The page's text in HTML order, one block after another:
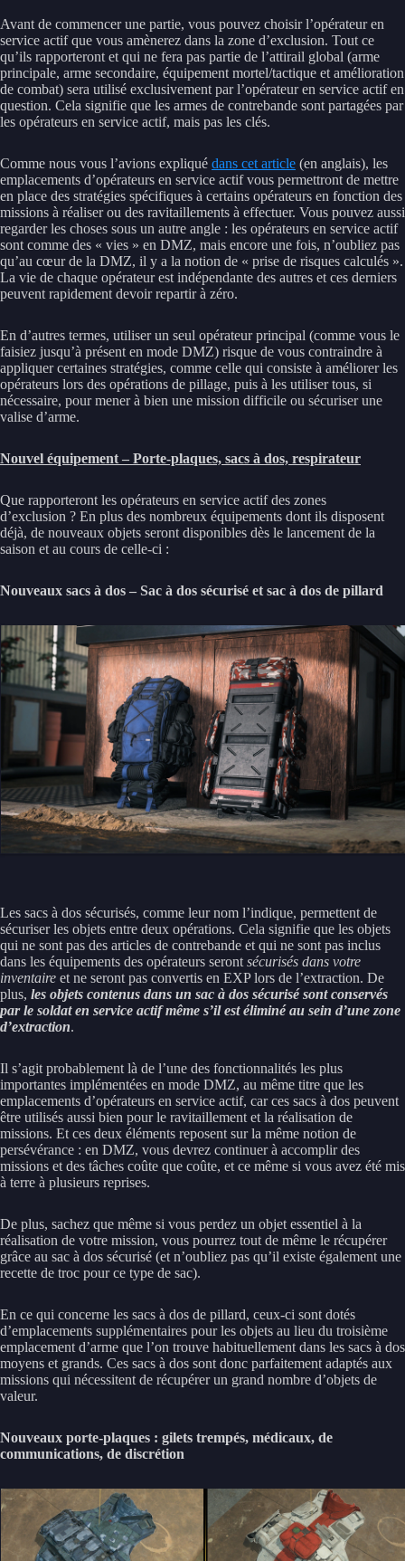
Avant de commencer une partie, vous pouvez choisir l’opérateur en
service actif que vous amènerez dans la zone d’exclusion. Tout ce
qu’ils rapporteront et qui ne fera pas partie de l’attirail global (arme
principale, arme secondaire, équipement mortel/tactique et amélioration
de combat) sera utilisé exclusivement par l’opérateur en service actif en
question. Cela signifie que les armes de contrebande sont partagées par
les opérateurs en service actif, mais pas les clés.
Comme nous vous l’avions expliqué dans cet article (en anglais), les
emplacements d’opérateurs en service actif vous permettront de mettre
en place des stratégies spécifiques à certains opérateurs en fonction des
missions à réaliser ou des ravitaillements à effectuer. Vous pouvez aussi
regarder les choses sous un autre angle : les opérateurs en service actif
sont comme des « vies » en DMZ, mais encore une fois, n’oubliez pas
qu’au cœur de la DMZ, il y a la notion de « prise de risques calculés ».
La vie de chaque opérateur est indépendante des autres et ces derniers
peuvent rapidement devoir repartir à zéro.
En d’autres termes, utiliser un seul opérateur principal (comme vous le
faisiez jusqu’à présent en mode DMZ) risque de vous contraindre à
appliquer certaines stratégies, comme celle qui consiste à améliorer les
opérateurs lors des opérations de pillage, puis à les utiliser tous, si
nécessaire, pour mener à bien une mission difficile ou sécuriser une
valise d’arme.
Nouvel équipement – Porte-plaques, sacs à dos, respirateur
Que rapporteront les opérateurs en service actif des zones
d’exclusion ? En plus des nombreux équipements dont ils disposent
déjà, de nouveaux objets seront disponibles dès le lancement de la
saison et au cours de celle-ci :
Nouveaux sacs à dos – Sac à dos sécurisé et sac à dos de pillard
Les sacs à dos sécurisés, comme leur nom l’indique, permettent de
sécuriser les objets entre deux opérations. Cela signifie que les objets
qui ne sont pas des articles de contrebande et qui ne sont pas inclus
dans les équipements des opérateurs seront sécurisés dans votre
inventaire et ne seront pas convertis en EXP lors de l’extraction. De
plus, les objets contenus dans un sac à dos sécurisé sont conservés
par le soldat en service actif même s’il est éliminé au sein d’une zone
d’extraction.
Il s’agit probablement là de l’une des fonctionnalités les plus
importantes implémentées en mode DMZ, au même titre que les
emplacements d’opérateurs en service actif, car ces sacs à dos peuvent
être utilisés aussi bien pour le ravitaillement et la réalisation de
missions. Et ces deux éléments reposent sur la même notion de
persévérance : en DMZ, vous devrez continuer à accomplir des
missions et des tâches coûte que coûte, et ce même si vous avez été mis
à terre à plusieurs reprises.
De plus, sachez que même si vous perdez un objet essentiel à la
réalisation de votre mission, vous pourrez tout de même le récupérer
grâce au sac à dos sécurisé (et n’oubliez pas qu’il existe également une
recette de troc pour ce type de sac).
En ce qui concerne les sacs à dos de pillard, ceux-ci sont dotés
d’emplacements supplémentaires pour les objets au lieu du troisième
emplacement d’arme que l’on trouve habituellement dans les sacs à dos
moyens et grands. Ces sacs à dos sont donc parfaitement adaptés aux
missions qui nécessitent de récupérer un grand nombre d’objets de
valeur.
Nouveaux porte-plaques : gilets trempés, médicaux, de
communications, de discrétion